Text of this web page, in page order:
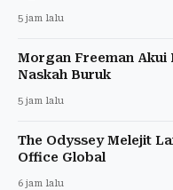
5 jam lalu
Morgan Freeman Akui
Naskah Buruk
5 jam lalu
The Odyssey Melejit
Office Global
6 jam lalu